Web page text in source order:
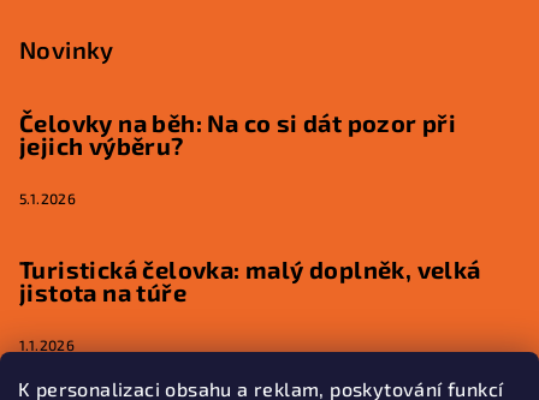
K personalizaci obsahu a reklam, poskytování funkcí
Novinky
Čelovky na běh: Na co si dát pozor při
jejich výběru?
5.1.2026
Turistická čelovka: malý doplněk, velká
jistota na túře
1.1.2026